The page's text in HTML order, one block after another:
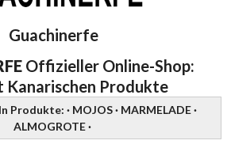
Guachinerfe
Offizieller Online-Shop:
Kanarischen Produkte
Produkte: · MOJOS · MARMELADE ·
ALMOGROTE ·